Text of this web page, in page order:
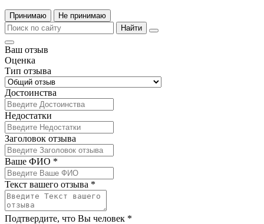
Принимаю
Не принимаю
Найти
Ваш отзыв
Оценка
Тип отзыва
Достоинства
Недостатки
Заголовок отзыва
Ваше ФИО *
Текст вашего отзыва *
Подтвердите, что Вы человек *